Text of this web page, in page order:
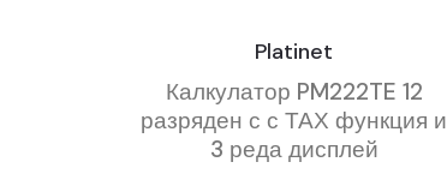
Platinet
Калкулатор PM222TE 12
разряден с с ТАХ функция и
3 реда дисплей